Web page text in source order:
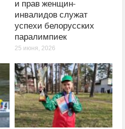
и прав женщин-
инвалидов служат
успехи белорусских
паралимпиек
25 июня, 2026